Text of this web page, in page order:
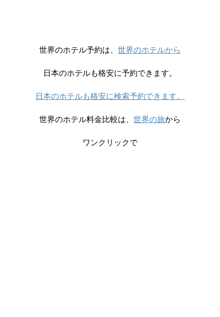
世界のホテル予約は、 世界のホテルから
日本のホテルも格安に予約できます。
日本のホテルも格安に検索予約できます。
世界のホテル料金比較は、 世界の旅から
ワンクリックで